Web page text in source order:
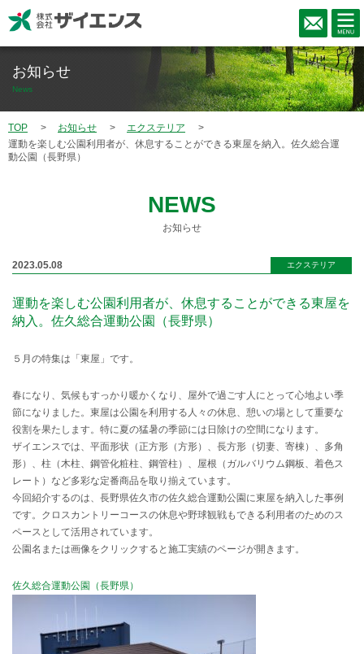
お知らせ
News
TOP お知らせ
エクステリア
運動を楽しむ公園利用者が、休息することができる東屋を納入。佐久総合運
動公園（長野県）
NEWS
お知らせ
2023.05.08 エクステリア
運動を楽しむ公園利用者が、休息することができる東屋を
納入。佐久総合運動公園（長野県）
５月の特集は「東屋」です。
春になり、気候もすっかり暖かくなり、屋外で過ごす人にとって心地よい季
節になりました。東屋は公園を利用する人々の休息、憩いの場として重要な
役割を果たします。特に夏の猛暑の季節には日除けの空間になります。
ザイエンスでは、平面形状（正方形（方形）、長方形（切妻、寄棟）、多角
形）、柱（木柱、鋼管化粧柱、鋼管柱）、屋根（ガルバリウム鋼板、着色ス
レート）など多彩な定番商品を取り揃えています。
今回紹介するのは、長野県佐久市の佐久総合運動公園に東屋を納入した事例
です。 クロスカントリーコースの休息や野球観戦もできる利用者のためのス
ペースとして活用されています。
公園名または画像をクリックすると施工実績のページが開きます。
佐久総合運動公園（長野県）